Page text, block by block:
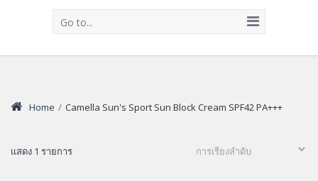
Go to...
Home / Camella Sun's Sport Sun Block Cream SPF42 PA+++
แสดง 1 รายการ